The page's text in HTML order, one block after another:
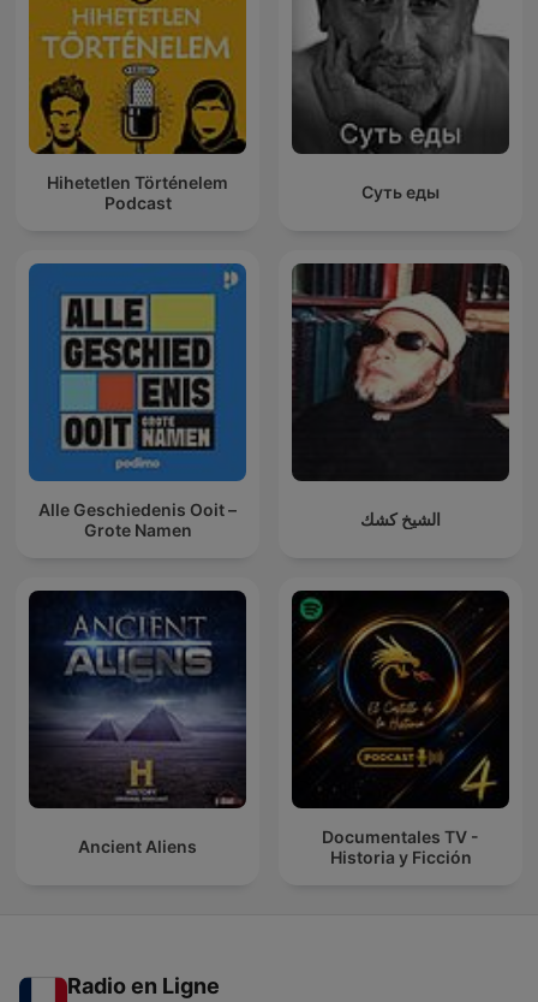
Hihetetlen Történelem
Podcast
Суть еды
Alle Geschiedenis Ooit –
Grote Namen
الشيخ كشك
Ancient Aliens
Documentales TV -
Historia y Ficción
Radio en Ligne